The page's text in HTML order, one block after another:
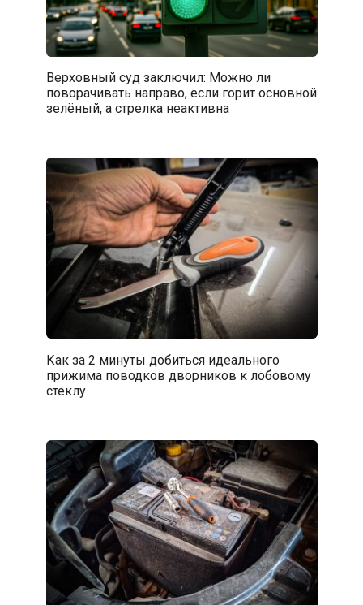
Верховный суд заключил: Можно ли
поворачивать направо, если горит основной
зелёный, а стрелка неактивна
Как за 2 минуты добиться идеального
прижима поводков дворников к лобовому
стеклу